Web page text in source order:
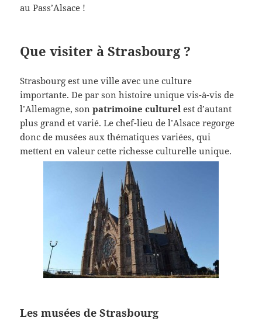
au Pass’Alsace !
Que visiter à Strasbourg ?
Strasbourg est une ville avec une culture
importante. De par son histoire unique vis-à-vis de
l’Allemagne, sonpatrimoine culturel est d’autant
plus grand et varié. Le chef-lieu de l’Alsace regorge
donc de musées aux thématiques variées, qui
mettent en valeur cette richesse culturelle unique.
Les musées de Strasbourg